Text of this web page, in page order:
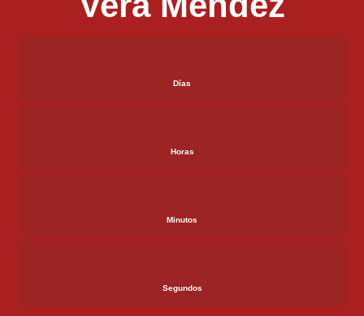
Días
Horas
Minutos
Segundos